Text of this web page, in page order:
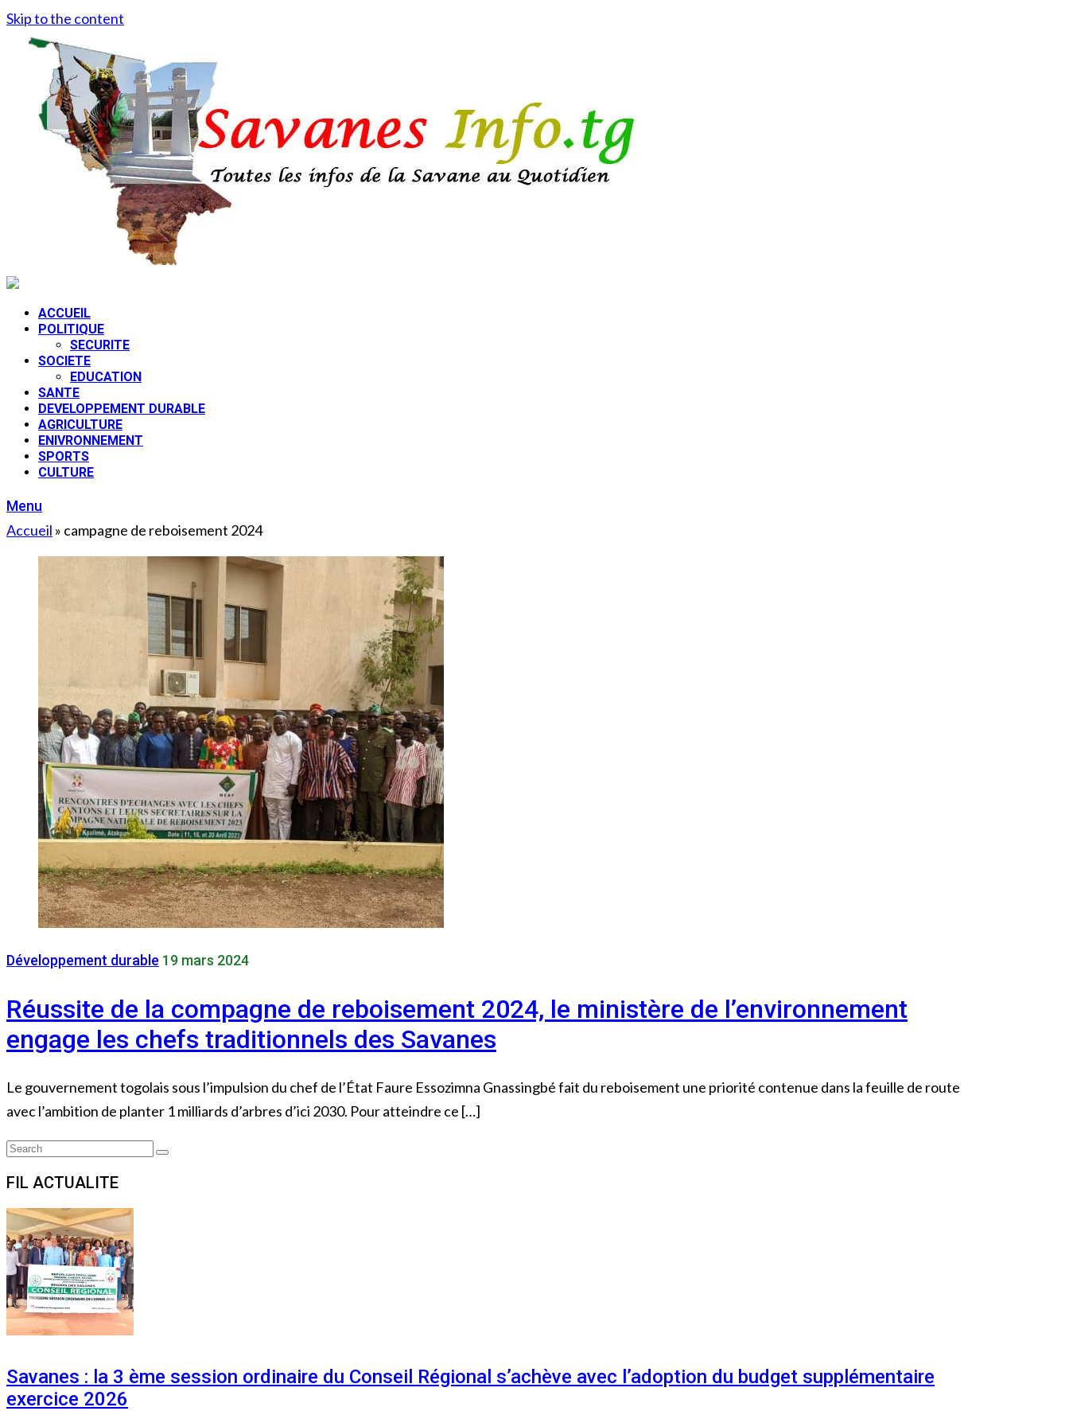
Skip to the content
ACCUEIL
POLITIQUE
SECURITE
SOCIETE
EDUCATION
SANTE
DEVELOPPEMENT DURABLE
AGRICULTURE
ENIVRONNEMENT
SPORTS
CULTURE
Menu
Accueil » campagne de reboisement 2024
Développement durable 19 mars 2024
Réussite de la compagne de reboisement 2024, le ministère de l’environnement
engage les chefs traditionnels des Savanes
Le gouvernement togolais sous l’impulsion du chef de l’État Faure Essozimna Gnassingbé fait du reboisement une priorité contenue dans la feuille de route
avec l’ambition de planter 1 milliards d’arbres d’ici 2030. Pour atteindre ce […]
Search
Search
FIL ACTUALITE
Savanes : la 3 ème session ordinaire du Conseil Régional s’achève avec l’adoption du budget supplémentaire
exercice 2026